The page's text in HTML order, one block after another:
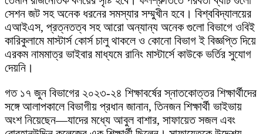
সেশন জট সহ অনেক ধরনের সমস্যার সম্মুখীন হবে। বিশ্ববিদ্যালয়ের
এআইএস, প্রত্নতত্ব সহ আরো অন্যান্য অনেক গুলো বিভাগে ওবিই
কারিকুলামে মাস্টার্স কোর্স চালু থাকলে ও কোনো বিভাগ ই বিজ্ঞপ্তি দিয়ে
এরকম নামমাত্র ভাইবার মাধ্যমে রানিং মাস্টার্সে কাউকে ভর্তির সুযোগ
দেয়নি।
গত ১৭ জুন বিভাগের ২০২৩-২৪ শিক্ষাবর্ষের স্নাতকোত্তর শিক্ষার্থীদের
সঙ্গে আলাপকালে বিভাগীয় প্রধান জানান, তিনজন শিক্ষার্থী ভাইভায়
অংশ নিয়েছেন—যাদের মধ্যে আবুল বাশার, সাফায়েত সজল এবং